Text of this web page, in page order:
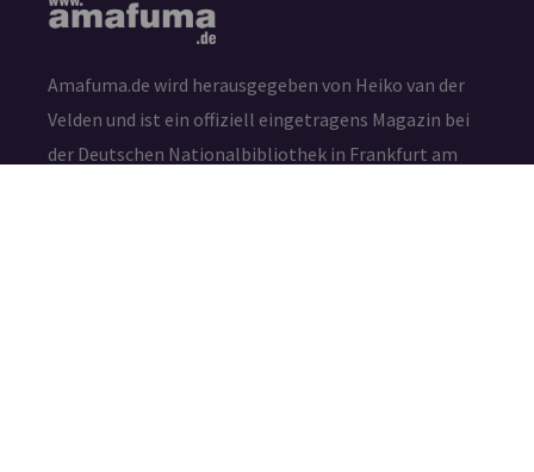
Amafuma.de wird herausgegeben von Heiko van der
Velden und ist ein offiziell eingetragens Magazin bei
der Deutschen Nationalbibliothek in Frankfurt am